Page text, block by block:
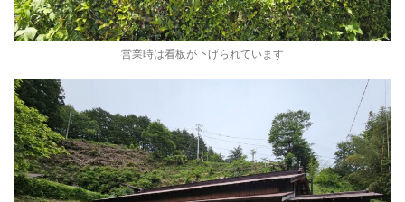
営業時は看板が下げられています